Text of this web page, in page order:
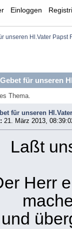
Einloggen
unseren Hl.Vater Papst
für unseren
Thema.
für unseren
21. März 2013,
Laßt
Herr
und